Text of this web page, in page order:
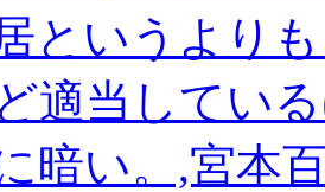
というより
適当してい
暗い。,宮本